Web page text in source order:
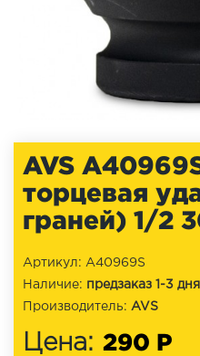
AVS
торцевая
граней) 1/2
Артикул: A40969S
Наличие: предзаказ 1-3 дня
Производитель: AVS
Цена: 290 Р